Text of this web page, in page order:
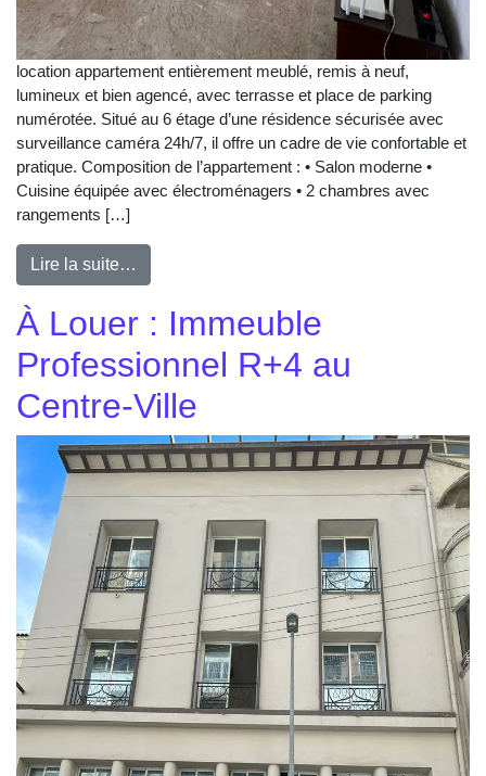
location appartement entièrement meublé, remis à neuf,
lumineux et bien agencé, avec terrasse et place de parking
numérotée. Situé au 6 étage d’une résidence sécurisée avec
surveillance caméra 24h/7, il offre un cadre de vie confortable et
pratique. Composition de l’appartement : • Salon moderne •
Cuisine équipée avec électroménagers • 2 chambres avec
rangements […]
Lire la suite…
À Louer : Immeuble
Professionnel R+4 au
Centre-Ville